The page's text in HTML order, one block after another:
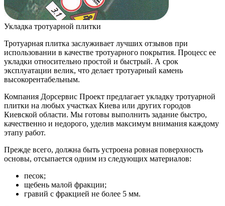
Укладка тротуарной плитки
Тротуарная плитка заслуживает лучших отзывов при
использовании в качестве тротуарного покрытия. Процесс ее
укладки относительно простой и быстрый. А срок
эксплуатации велик, что делает тротуарный камень
высокорентабельным.
Компания Дорсервис Проект предлагает укладку тротуарной
плитки на любых участках Киева или других городов
Киевской области. Мы готовы выполнить задание быстро,
качественно и недорого, уделив максимум внимания каждому
этапу работ.
Прежде всего, должна быть устроена ровная поверхность
основы, отсыпается одним из следующих материалов:
песок;
щебень малой фракции;
гравий с фракцией не более 5 мм.